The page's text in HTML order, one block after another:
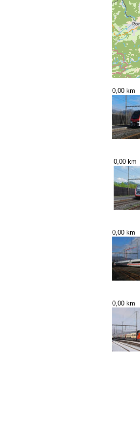
0,00 km
0,00 km
0,00 km
0,00 km